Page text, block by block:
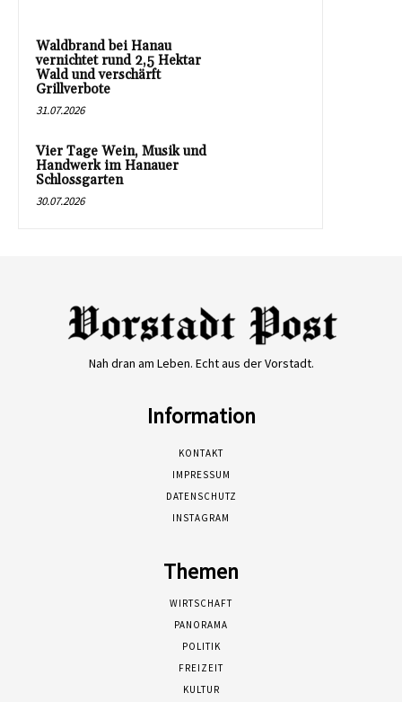
Waldbrand bei Hanau
vernichtet rund 2,5 Hektar
Wald und verschärft
Grillverbote
31.07.2026
Vier Tage Wein, Musik und
Handwerk im Hanauer
Schlossgarten
30.07.2026
Nah dran am Leben. Echt aus der Vorstadt.
Information
KONTAKT
IMPRESSUM
DATENSCHUTZ
INSTAGRAM
Themen
WIRTSCHAFT
PANORAMA
POLITIK
FREIZEIT
KULTUR